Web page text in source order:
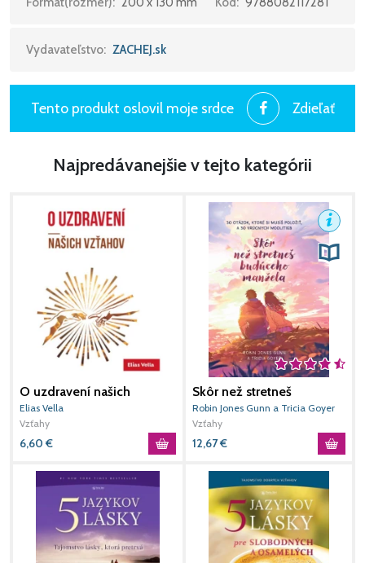
• ako vykročiť k zmiereniu,
porozumenie, spravodlivosť a zmierenie. Vaše manželstvo,
priateľstvá a medziľudské vzťahy už nikdy nebudú také ako
Vydavateľstvo: ZACHEJ.sk
Tento produkt oslovil moje srdce Zdieľať
Najpredávanejšie v tejto kategórii
O uzdravení našich
vzťahov
Elias Vella
Vzťahy
6,60 €
Skôr než stretneš
budúceho manžela
Robin Jones Gunn a Tricia Goyer
Vzťahy
12,67€